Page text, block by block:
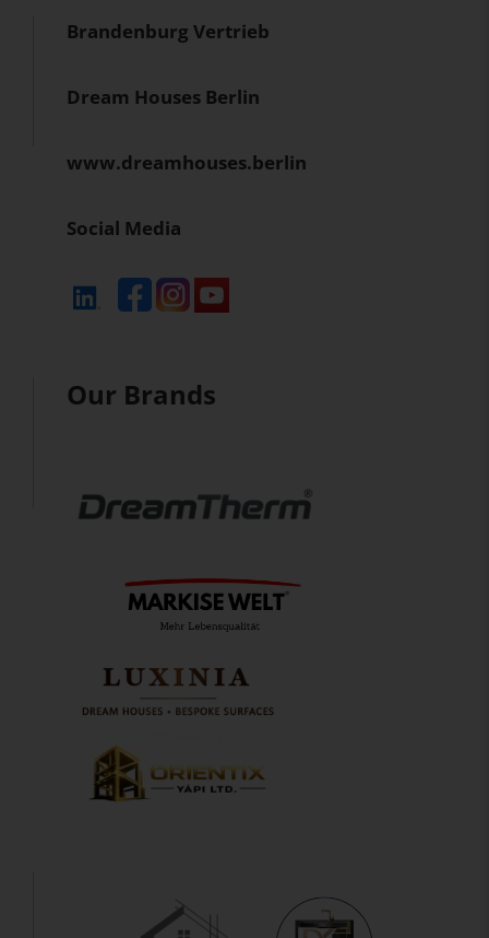
Brandenburg Vertrieb
Dream Houses Berlin
www.dreamhouses.berlin
Social Media
Our Brands